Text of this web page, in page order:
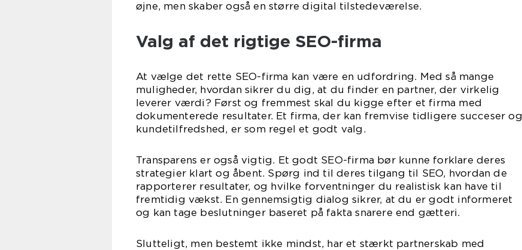
øjne, men skaber også en større digital tilstedeværelse.
Valg af det rigtige SEO-firma
At vælge det rette SEO-firma kan være en udfordring. Med så mange
muligheder, hvordan sikrer du dig, at du finder en partner, der virkelig
leverer værdi? Først og fremmest skal du kigge efter et firma med
dokumenterede resultater. Et firma, der kan fremvise tidligere succeser og
kundetilfredshed, er som regel et godt valg.
Transparens er også vigtig. Et godt SEO-firma bør kunne forklare deres
strategier klart og åbent. Spørg ind til deres tilgang til SEO, hvordan de
rapporterer resultater, og hvilke forventninger du realistisk kan have til
fremtidig vækst. En gennemsigtig dialog sikrer, at du er godt informeret
og kan tage beslutninger baseret på fakta snarere end gætteri.
Slutteligt, men bestemt ikke mindst, har et stærkt partnerskab med